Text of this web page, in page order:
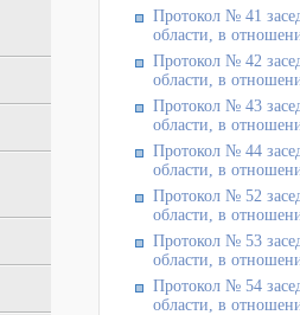
Протокол № 41
области, в
Протокол № 42
области, в
Протокол № 43
области, в
Протокол № 44
области, в
Протокол № 52
области, в
Протокол № 53
области, в
Протокол № 54
области, в